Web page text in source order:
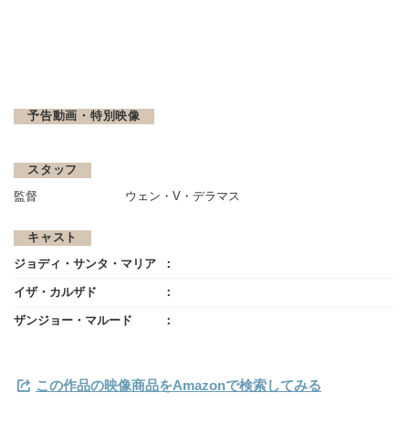
予告動画・特別映像
スタッフ
監督 ウェン・V・デラマス
キャスト
ジョディ・サンタ・マリア
イザ・カルザド
ザンジョー・マルード
この作品の映像商品をAmazonで検索してみる